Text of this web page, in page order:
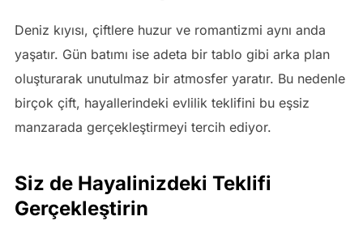
Deniz kıyısı, çiftlere huzur ve romantizmi aynı anda
yaşatır. Gün batımı ise adeta bir tablo gibi arka plan
oluşturarak unutulmaz bir atmosfer yaratır. Bu nedenle
birçok çift, hayallerindeki evlilik teklifini bu eşsiz
manzarada gerçekleştirmeyi tercih ediyor.
Siz de Hayalinizdeki Teklifi
Gerçekleştirin